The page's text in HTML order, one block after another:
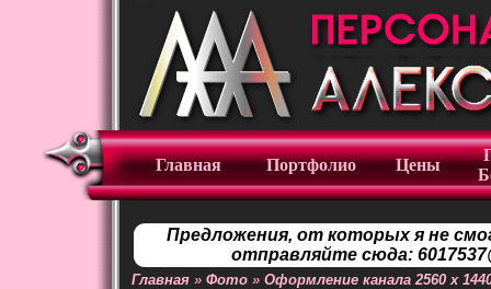
Главная Портфолио Цены
Предложения, от которых я не
отправляйте сюда:
Главная » Фото » Оформление канала 2560 x